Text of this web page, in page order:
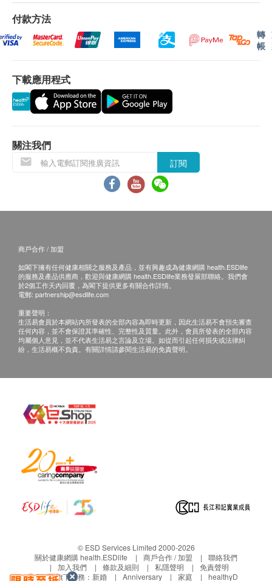
插畫外，裝飾旋鈕也是可愛的米菲兔造型。
其中當然也少不了有著米菲兔家族經典角色頭像的六
購買後7天之內需網上登記保養
(warranty.acehomehk.com) 產品配件（如電熱鍋蓋以
及所有烤盤等等）不在保養範圍
付款方法
轉
帳
下載應用程式
關注我們
訂閱
商戶合作 / 加盟
如閣下擁有任何健康相關之服務及產品，並有興趣成為健康網購 health.ESDlife
的服務及產品供應商，歡迎與健康網購 health.ESDlife業務發展部聯絡。我們會
於2個工作天內回覆，為閣下提供更多有關合作詳情。
電郵: partnership@esdlife.com
重要聲明：
生活易會員於本網站內所發表的全部內容為即時更新，因此生活易不會預先審查
任何內容，並不會保證其準確性、完整性及質量。此外，會員所發表的全部內容
均屬個人意見，並不代表生活易之言論及立場。如從而引起任何損失或法律糾
紛，生活易概不負責。有關詳情請參閱生活易的免責聲明。
© ESD Services Limited 2000-2026
關於健康網購 health.ESDlife
商戶合作 / 加盟
聯絡我們
加入我們
條款及細則 私隱聲明
免責聲明
生活易旗下業務： 新婚 Anniversary 家庭 healthyD